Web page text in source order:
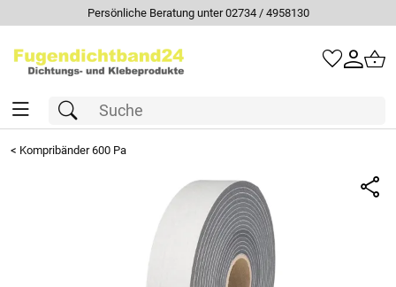
Persönliche Beratung unter 02734 / 4958130
< Kompribänder 600 Pa